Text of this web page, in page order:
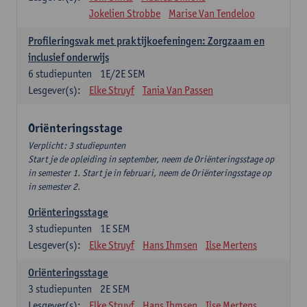
Jokelien Strobbe
Marise Van Tendeloo
Profileringsvak met praktijkoefeningen: Zorgzaam en
inclusief onderwijs
1E/2E SEM
6 studiepunten
Lesgever(s):
Elke Struyf Tania Van Passen
Oriënteringsstage
Verplicht: 3 studiepunten
Start je de opleiding in september, neem de Oriënteringsstage op
in semester 1. Start je in februari, neem de Oriënteringsstage op
in semester 2.
Oriënteringsstage
1E SEM
3 studiepunten
Lesgever(s):
Elke Struyf Hans Ihmsen Ilse Mertens
Oriënteringsstage
2E SEM
3 studiepunten